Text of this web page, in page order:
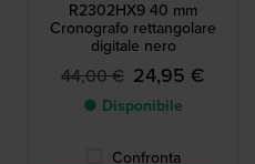
R2302HX9 40 mm
Cronografo rettangolare
digitale nero
44,00 € 24,95 €
● Disponibile
Confronta